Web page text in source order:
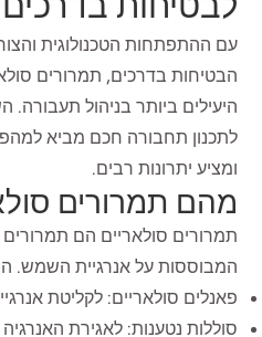
עם ההתפתחות הטכנולוגית
הבטיחות בדרכים, תמרורים
היעילים ביותר בניהול תעבורה.
לתכנון תחבורה חכם מביא
ומציע יתרונות רבים.
מהם תמרורים
תמרורים סולאריים הם
המבוססות על אנרגיית השמש.
פאנלים סולאריים: לקליטת
סוללות נטענות: לאגירת